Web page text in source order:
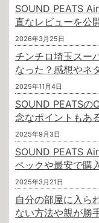
SOUND PEATS
直なレビューを公
2026年3月25日
チンチロ埼玉スー
なった？感想やネ
2025年11月4日
SOUND PEATSの
念なポイントもあ
2025年9月3日
SOUND PEATS
ペックや最安で購
2025年3月21日
自分の部屋に入ら
ない方法や親が勝